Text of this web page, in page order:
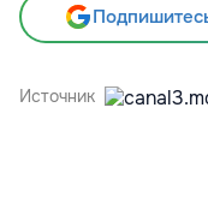
Источник